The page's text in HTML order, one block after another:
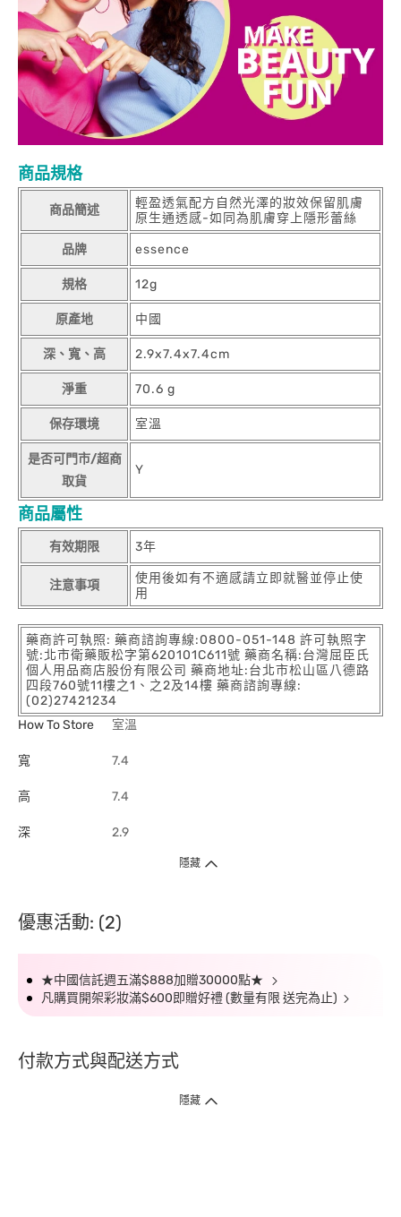
商品規格
商品簡述
輕盈透氣配方自然光澤的妝效保留肌膚
原生通透感-如同為肌膚穿上隱形蕾絲
品牌 essence
規格 12g
原產地 中國
深、寬、高 2.9x7.4x7.4cm
淨重 70.6 g
保存環境 室溫
是否可門市/超商
取貨
Y
商品屬性
有效期限 3年
注意事項
使用後如有不適感請立即就醫並停止使
用
藥商許可執照: 藥商諮詢專線:0800-051-148 許可執照字
號:北市衛藥販松字第620101C611號 藥商名稱:台灣屈臣氏
個人用品商店股份有限公司 藥商地址:台北市松山區八德路
四段760號11樓之1、之2及14樓 藥商諮詢專線:
(02)27421234
How To Store
室溫
寬 7.4
高 7.4
深 2.9
隱藏
優惠活動: (2)
★中國信託週五滿$888加贈30000點★
凡購買開架彩妝滿$600即贈好禮 (數量有限 送完為止)
付款方式與配送方式
隱藏